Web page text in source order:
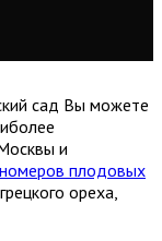
сад Вы можете
и
плодовых
ореха,